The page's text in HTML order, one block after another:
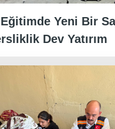
Yeni Bir
Dev Yatırım